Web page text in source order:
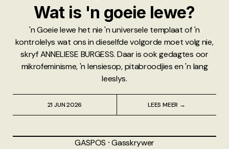
Wat is 'n goeie lewe?
'n Goeie lewe het nie 'n universele templaat of 'n
kontrolelys wat ons in dieselfde volgorde moet volg nie,
skryf ANNELIESE BURGESS. Daar is ook gedagtes oor
mikrofeminisme, 'n lensiesop, pitabroodjies en 'n lang
leeslys.
21 JUN 2026 LEES MEER →
GASPOS ⸱Gasskrywer